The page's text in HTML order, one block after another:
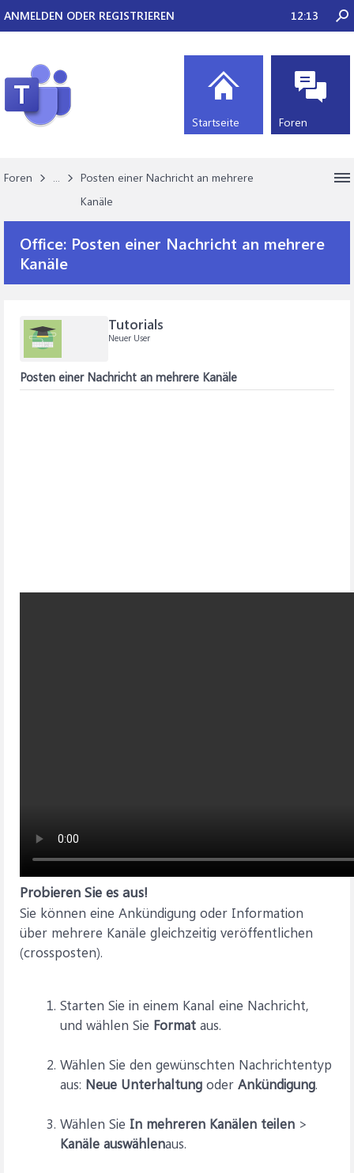
Foren ...
Posten einer Nachricht an mehrere
Kanäle
Office: Posten einer Nachricht an mehrere
Kanäle
Tutorials
Neuer User
Posten einer Nachricht an mehrere Kanäle
Probieren Sie es aus!
Sie können eine Ankündigung oder Information
über mehrere Kanäle gleichzeitig veröffentlichen
(crossposten).
Starten Sie in einem Kanal eine Nachricht,
und wählen Sie Format aus.
Wählen Sie den gewünschten Nachrichtentyp
aus: Neue Unterhaltung oder Ankündigung.
Wählen Sie In mehreren Kanälen teilen >
Kanäle auswählenaus.
ANMELDEN ODER REGISTRIEREN 12:13
Startseite Foren